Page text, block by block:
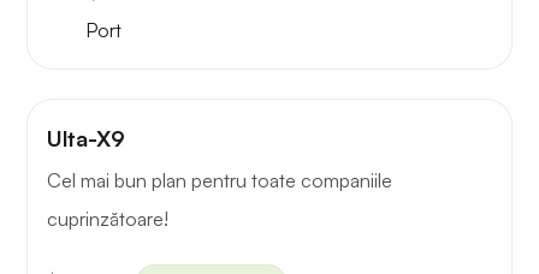
Port
Ulta-X9
Cel mai bun plan pentru toate companiile
cuprinzătoare!